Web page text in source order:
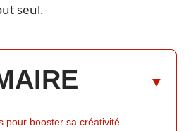
seul.
pour booster sa créativité